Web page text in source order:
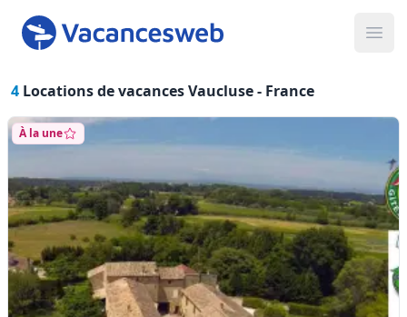
4 Locations de vacances Vaucluse - France
À la une